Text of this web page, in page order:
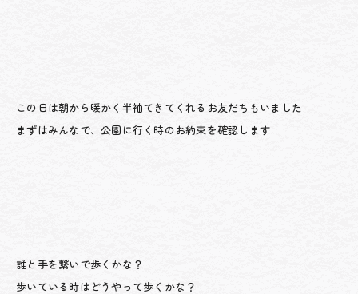
この日は朝から暖かく半袖てきてくれるお友だちもいました
まずはみんなで、公園に行く時のお約束を確認します
誰と手を繋いで歩くかな？
歩いている時はどうやって歩くかな？